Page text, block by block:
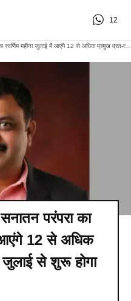
12
सूरत : धर्म, साधना और सनातन परंपरा का स्वर्णिम महीना जुलाई में आएंगे 12 से अधिक प्रमुख व्रत-त्योहार, 25 जुलाई से शुरू होगा चातुर्मास
परंपरा का
आएंगे 12 से अधिक
जुलाई से शुरू होगा